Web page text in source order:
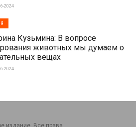
2024
Кузьмина: В вопросе
животных мы думаем о
вещах
2024